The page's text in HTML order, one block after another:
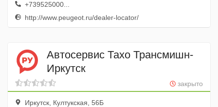
+739525000...
http://www.peugeot.ru/dealer-locator/
Автосервис Тахо Трансмишн-
Иркутск
закрыто
Иркутск, Култукская, 56Б